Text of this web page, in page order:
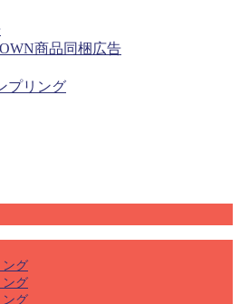
商品同梱広告
プリング
ング
ング
ング